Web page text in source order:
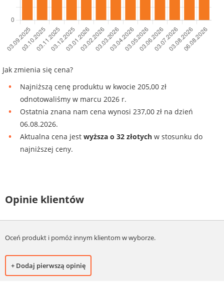
Jak zmienia się cena?
Najniższą cenę produktu w kwocie 205,00 zł
odnotowaliśmy w marcu 2026 r.
Ostatnia znana nam cena wynosi 237,00 zł na dzień
06.08.2026.
Aktualna cena jest wyższa o 32 złotych w stosunku do
najniższej ceny.
Opinie klientów
Oceń produkt i pomóż innym klientom w wyborze.
+ Dodaj pierwszą opinię